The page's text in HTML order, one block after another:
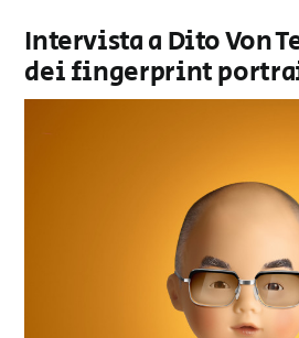
Intervista a Dito Von
dei fingerprint